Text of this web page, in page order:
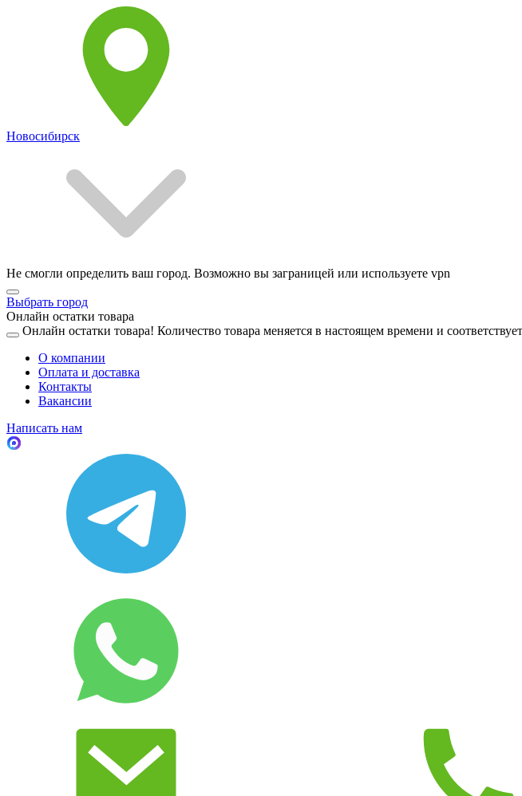
Новосибирск
Не смогли определить ваш город. Возможно вы заграницей или используете vpn
Выбрать город
Онлайн остатки товара
Онлайн остатки товара! Количество товара меняется в настоящем времени и
О компании
Оплата и доставка
Контакты
Вакансии
Написать нам